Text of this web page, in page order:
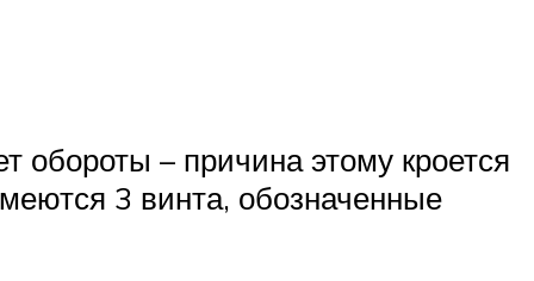
обороты – причина этому кроется
3 винта, обозначенные